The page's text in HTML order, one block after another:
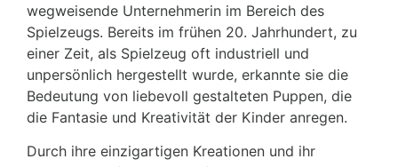
wegweisende Unternehmerin im Bereich des
Spielzeugs. Bereits im frühen 20. Jahrhundert, zu
einer Zeit, als Spielzeug oft industriell und
unpersönlich hergestellt wurde, erkannte sie die
Bedeutung von liebevoll gestalteten Puppen, die
die Fantasie und Kreativität der Kinder anregen.
Durch ihre einzigartigen Kreationen und ihr